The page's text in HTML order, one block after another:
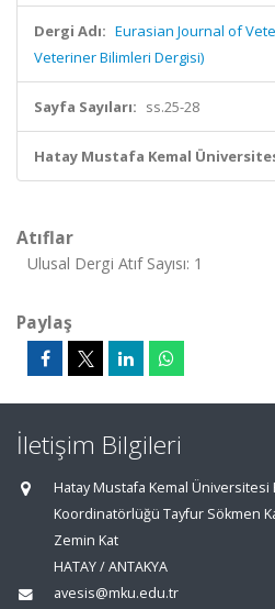
Dergi Adı: Eurasian Journal of
Veteriner Bilimleri Dergisi)
Sayfa Sayıları: ss.25-28
Hatay Mustafa Kemal
Atıflar
Ulusal Dergi Atıf Sayısı: 1
Paylaş
İletişim Bilgileri
Hatay Mustafa Kemal Üniversitesi
Koordinatörlüğü Tayfur Sökmen
Zemin Kat
HATAY / ANTAKYA
avesis@mku.edu.tr